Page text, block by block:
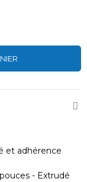
et adhérence
- Extrudé